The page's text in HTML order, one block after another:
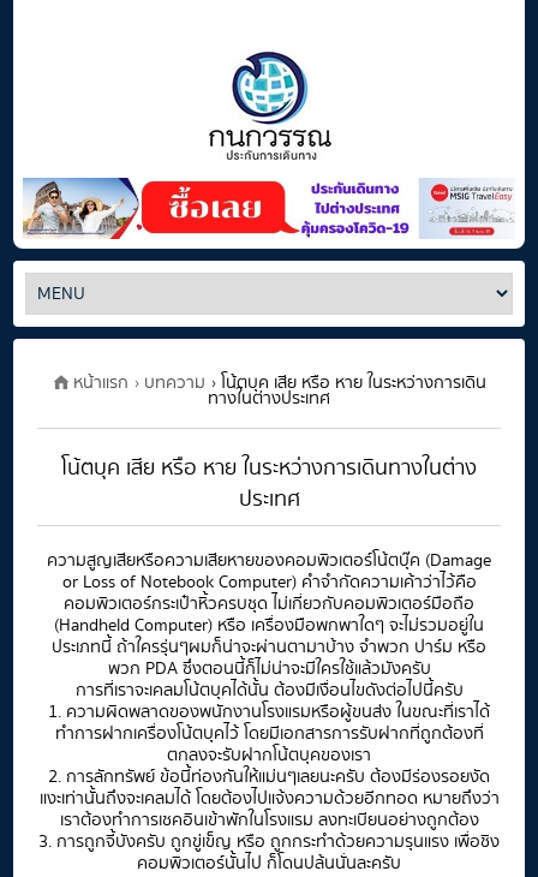
หน้าแรก › บทความ › โน้ตบุค เสีย หรือ หาย ในระหว่างการเดิน
ทางในต่างประเทศ
โน้ตบุค เสีย หรือ หาย ในระหว่างการเดินทางในต่าง
ประเทศ
ความสูญเสียหรือความเสียหายของคอมพิวเตอร์โน้ตบุ๊ค (Damage
or Loss of Notebook Computer) คำจำกัดความเค้าว่าไว้คือ
คอมพิวเตอร์กระเป๋าหิ้วครบชุด ไม่เกี่ยวกับคอมพิวเตอร์มือถือ
(Handheld Computer) หรือ เครื่องมือพกพาใดๆ จะไม่รวมอยู่ใน
ประเภทนี้ ถ้าใครรุ่นๆผมก็น่าจะผ่านตามาบ้าง จำพวก ปาร์ม หรือ
พวก PDA ซึ่งตอนนี้ก็ไม่น่าจะมีใครใช้แล้วมังครับ
การที่เราจะเคลมโน้ตบุคได้นั้น ต้องมีเงื่อนไขดังต่อไปนี้ครับ
1. ความผิดพลาดของพนักงานโรงแรมหรือผู้ขนส่ง ในขณะที่เราได้
ทำการฝากเครื่องโน้ตบุคไว้ โดยมีเอกสารการรับฝากที่ถูกต้องที่
ตกลงจะรับฝากโน้ตบุคของเรา
2. การลักทรัพย์ ข้อนี้ท่องกันให้แม่นๆเลยนะครับ ต้องมีร่องรอยงัด
แงะเท่านั้นถึงจะเคลมได้ โดยต้องไปแจ้งความด้วยอีกทอด หมายถึงว่า
เราต้องทำการเชคอินเข้าพักในโรงแรม ลงทะเบียนอย่างถูกต้อง
3. การถูกจี้บังครับ ถูกขู่เข็ญ หรือ ถูกกระทำด้วยความรุนแรง เพื่อชิง
คอมพิวเตอร์นั้นไป ก็โดนปล้นนั่นละครับ